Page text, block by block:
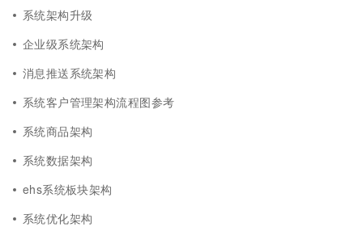
系统架构升级
企业级系统架构
消息推送系统架构
系统客户管理架构流程图参考
系统商品架构
系统数据架构
ehs系统板块架构
系统优化架构